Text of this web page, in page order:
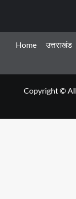
Home उत्तराखंड
Copyright ©